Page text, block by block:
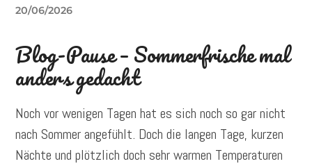
20/06/2026
Blog-Pause – Sommerfrische mal
anders gedacht
Noch vor wenigen Tagen hat es sich noch so gar nicht
nach Sommer angefühlt. Doch die langen Tage, kurzen
Nächte und plötzlich doch sehr warmen Temperaturen